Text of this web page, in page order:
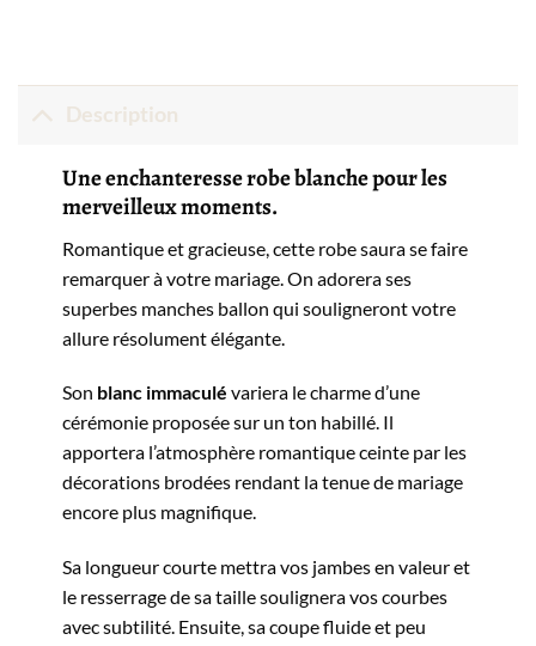
Description
Une enchanteresse robe blanche pour les
merveilleux moments.
Romantique et gracieuse, cette robe saura se faire
remarquer à votre mariage. On adorera ses
superbes manches ballon qui souligneront votre
allure résolument élégante.
Son blanc immaculé variera le charme d’une
cérémonie proposée sur un ton habillé. Il
apportera l’atmosphère romantique ceinte par les
décorations brodées rendant la tenue de mariage
encore plus magnifique.
Sa longueur courte mettra vos jambes en valeur et
le resserrage de sa taille soulignera vos courbes
avec subtilité. Ensuite, ​sa coupe fluide et peu